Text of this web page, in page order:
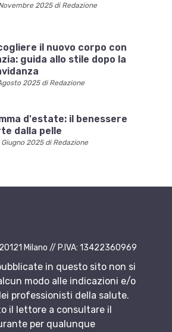
2025 di Redazione
il nuovo corpo con
guida allo stile dopo la
2025 di Redazione
d'estate: il benessere
dalla pelle
Giugno 2025 di Redazione
Milano // P.IVA: 13422360969
in questo sito non si
modo alle indicazioni e/o
professionisti della salute.
il lettore a consultare il
per qualunque